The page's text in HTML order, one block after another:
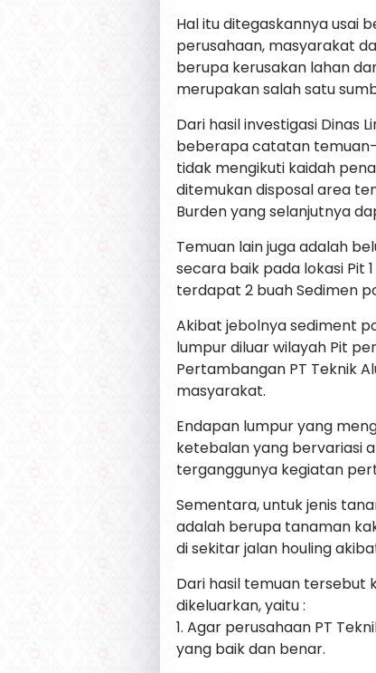
Hal itu ditegaskannya usai
perusahaan, masyarakat
berupa kerusakan lahan
merupakan salah satu
Dari hasil investigasi Dinas
beberapa catatan
tidak mengikuti kaidah
ditemukan disposal area
Burden yang selanjutnya
Temuan lain juga adalah
secara baik pada lokasi Pit
terdapat 2 buah Sedimen
Akibat jebolnya sediment
lumpur diluar wilayah Pit
Pertambangan PT Teknik
masyarakat.
Endapan lumpur yang
ketebalan yang bervariasi
terganggunya kegiatan
Sementara, untuk jenis
adalah berupa tanaman
di sekitar jalan houling
Dari hasil temuan tersebut
dikeluarkan, yaitu :
1. Agar perusahaan PT
yang baik dan benar.